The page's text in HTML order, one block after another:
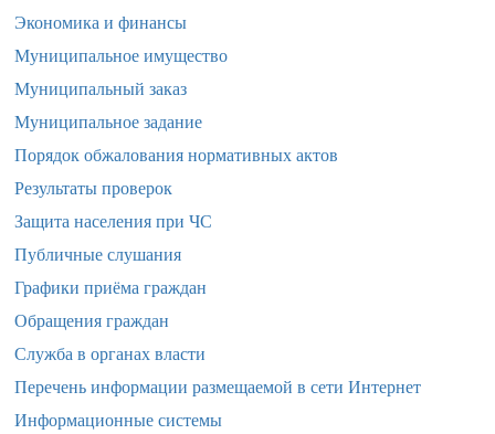
Экономика и финансы
Муниципальное имущество
Муниципальный заказ
Муниципальное задание
Порядок обжалования нормативных актов
Результаты проверок
Защита населения при ЧС
Публичные слушания
Графики приёма граждан
Обращения граждан
Служба в органах власти
Перечень информации размещаемой в сети Интернет
Информационные системы